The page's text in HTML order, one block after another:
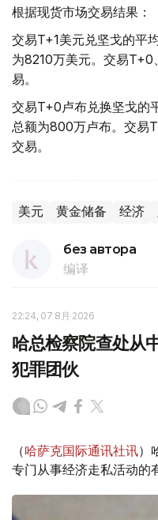
根据现货市场交易结果：
交易T+1美元兑坚戈的平
为8210万美元。交易
易。
交易T+0卢布兑换坚戈的
总额为800万卢布。交易
交易。
美元 黄金储备 经济
без автора
编译
22:24, 07 8月 2026
哈总检察院查处从
犯罪团伙
（哈萨克国际通讯社讯）
专门从事经济走私活动的